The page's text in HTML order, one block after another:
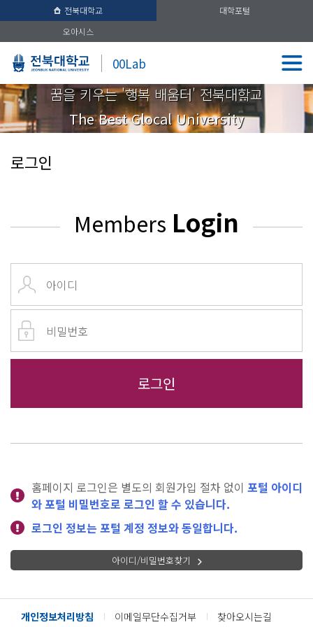
전북대학교
대학포털
오아시스
00Lab
꿈을 키우는 '행복 배움터' 전북대학교
The Best Glocal University
로그인
Members Login
홈페이지 로그인은 별도의 회원가입 절차 없이 포털 아이디
와 포털 비밀번호로 로그인 할 수 있습니다.
로그인 정보는 포털 계정 정보와 동일합니다.
아이디/비밀번호찾기
개인정보처리방침 이메일무단수집거부 찾아오시는길